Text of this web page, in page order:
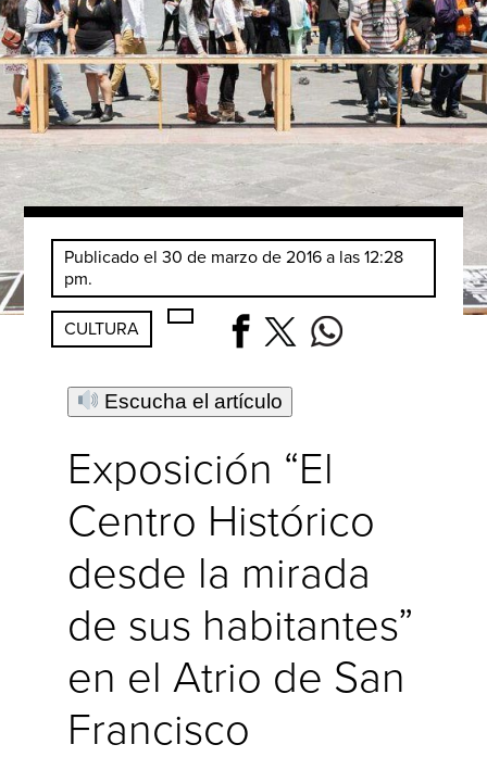
Publicado el 30 de marzo de 2016 a las 12:28
pm.
CULTURA
Escucha el artículo
Exposición “El
Centro Histórico
desde la mirada
de sus habitantes”
en el Atrio de San
Francisco